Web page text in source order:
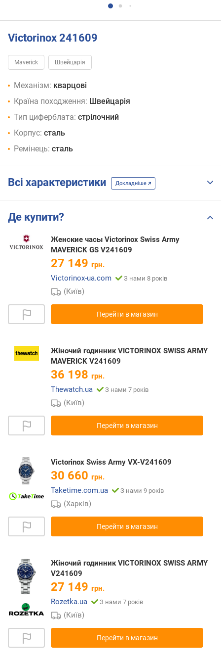
Victorinox 241609
Maverick Швейцарія
Механізм: кварцові
Країна походження: Швейцарія
Тип циферблата: стрілочний
Корпус: сталь
Ремінець: сталь
Всі характеристики Докладніше
Де купити?
Женские часы Victorinox Swiss Army
MAVERICK GS V241609
27 149 грн.
Victorinox-ua.com
З нами 8 років
(Київ)
Перейти в магазин
Жіночий годинник VICTORINOX SWISS ARMY
MAVERICK V241609
36 198 грн.
Thewatch.ua
З нами 7 років
(Київ)
Перейти в магазин
Victorinox Swiss Army VX-V241609
30 660 грн.
Taketime.com.ua
З нами 9 років
(Харків)
Перейти в магазин
Жіночий годинник VICTORINOX SWISS ARMY
V241609
27 149 грн.
Rozetka.ua
З нами 7 років
(Київ)
Перейти в магазин